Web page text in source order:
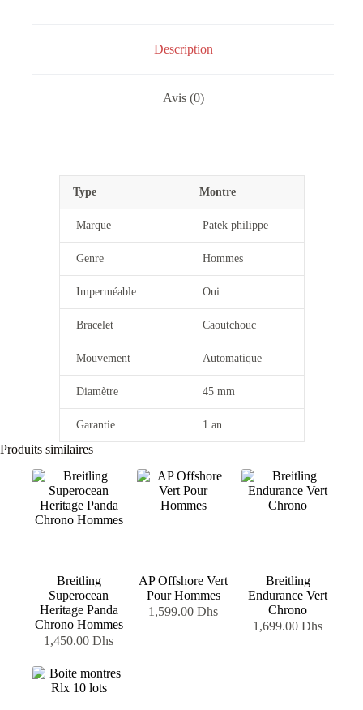
Description
Avis (0)
Type Montre
Marque Patek philippe
Genre Hommes
Imperméable Oui
Bracelet Caoutchouc
Mouvement Automatique
Diamètre 45 mm
Garantie 1 an
Produits similaires
Breitling
Superocean
Heritage Panda
Chrono Hommes
1,450.00Dhs
AP Offshore Vert
Pour Hommes
1,599.00Dhs
Breitling
Endurance Vert
Chrono
1,699.00Dhs